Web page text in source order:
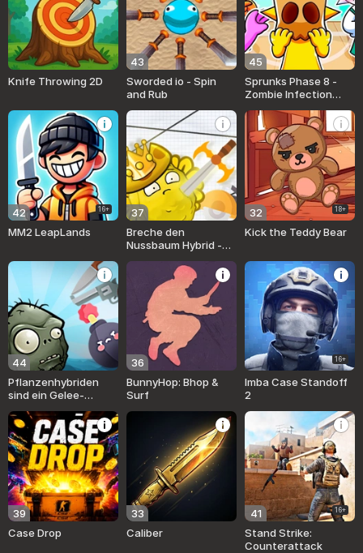
Knife Throwing 2D
43
Sworded io - Spin
and Rub
45
Sprunks Phase 8 -
Zombie Infection
playground
42 16+
MM2 LeapLands
37
Breche den
Nussbaum Hybrid -
32 18+
Kick the Teddy Bear
44
Pflanzenhybriden
sind ein Gelee-
Playground!
36
BunnyHop: Bhop &
Surf
16+
Imba Case Standoff
2
39
Case Drop
33
Caliber
41 16+
Stand Strike:
Counterattack